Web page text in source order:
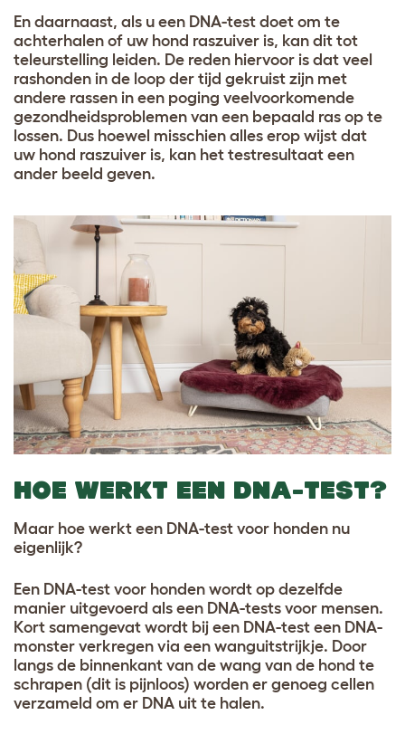
En daarnaast, als u een DNA-test doet om te
achterhalen of uw hond raszuiver is, kan dit tot
teleurstelling leiden. De reden hiervoor is dat veel
rashonden in de loop der tijd gekruist zijn met
andere rassen in een poging veelvoorkomende
gezondheidsproblemen van een bepaald ras op te
lossen. Dus hoewel misschien alles erop wijst dat
uw hond raszuiver is, kan het testresultaat een
ander beeld geven.
HOE WERKT EEN DNA-TEST?
Maar hoe werkt een DNA-test voor honden nu
eigenlijk?
Een DNA-test voor honden wordt op dezelfde
manier uitgevoerd als een DNA-tests voor mensen.
Kort samengevat wordt bij een DNA-test een DNA-
monster verkregen via een wanguitstrijkje. Door
langs de binnenkant van de wang van de hond te
schrapen (dit is pijnloos) worden er genoeg cellen
verzameld om er DNA uit te halen.